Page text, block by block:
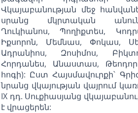
Վկայաբանության մեջ
սրանց մկրտական
Ղուկիանոս, Պողիքտես,
Իքսորոն, Մեմնաս, Փոկաս,
Ադրանիոս, Զոսիմոս,
Հորդանես, Անաստաս,
հոգի): Ըստ Հայսմավուրքի՝
նրանց վկայության վայրում
IX դդ. Սուքիասյանց
է վրացերեն: